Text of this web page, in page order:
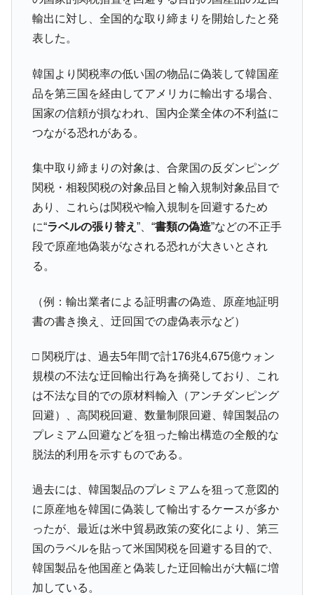
ドを掲げる「在韓反米勢力」
『Money1』
韓国政府「2035年までに18.4GW規模のAIデ
ータセンター整備」⇒ だから無理だってば。
ほぼ終わった」
韓国『国民年金公団』株価暴落で200兆蒸
発。
『Money1』
韓国政府「ニセＫ-ブランドを通報しようキ
『Money1』
韓国「橋が落ちました」⇒ 耐久性「なさす
ぎ」では。
『Money1』
韓国鉄鋼最大手『POSCO』ズブズブ沈む。
営業利益80.2％も減少
にぶん殴る法案」提出！⇒ クーパン問題は合衆国企業に対
他人事のような発言。
『Money1』
韓国半導体『SKハイニックス』2026年2Qの
業績「史上最高益」当期純利益は前年同期比13.4倍に。
『Money1』
韓国･加徳島新国際空港「またも暗礁」の危
機 ⇒ 10.7兆では損が出るからできない。
『Money1』
【速報】韓国株式市場の暴落・本日07月29
日(水)もサイドカー・サーキットブレイカーの二段コンボ
発動！
『Money1』
IT産業は人を雇用する効果は低い。全産業の
半分未満しか雇用を生まない
日本の誇る海洋資源調査船『白嶺』は先進技術の
塊！
Fact1
夏の甲子園、優勝校を最も多く輩出している都道
府県とは？
輸出に対し、全国的な取り締まりを開始したと発
表した。
韓国より関税率の低い国の物品に偽装して韓国産
品を第三国を経由してアメリカに輸出する場合、
国家の信頼が損なわれ、国内企業全体の不利益に
つながる恐れがある。
集中取り締まりの対象は、合衆国の反ダンピング
関税・相殺関税の対象品目と輸入規制対象品目で
あり、これらは関税や輸入規制を回避するため
に“ラベルの張り替え ”、“書類の偽造”などの不正手
段で原産地偽装がなされる恐れが大きいとされ
る。
（例：輸出業者による証明書の偽造、原産地証明
書の書き換え、迂回国での虚偽表示など）
□ 関税庁は、過去5年間で計176兆4,675億ウォン
規模の不法な迂回輸出行為を摘発しており、これ
は不法な目的での原材料輸入（アンチダンピング
回避）、高関税回避、数量制限回避、韓国製品の
プレミアム回避などを狙った輸出構造の全般的な
脱法的利用を示すものである。
過去には、韓国製品のプレミアムを狙って意図的
に原産地を韓国に偽装して輸出するケースが多か
ったが、最近は米中貿易政策の変化により、第三
国のラベルを貼って米国関税を回避する目的で、
韓国製品を他国産と偽装した迂回輸出が大幅に増
加している。